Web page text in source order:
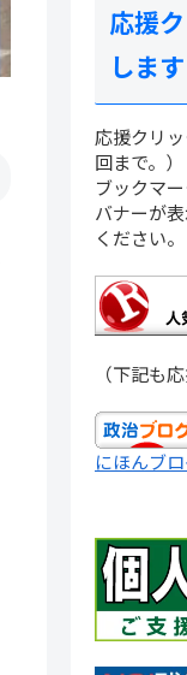
応援
しま
応援クリ
回まで。）
ブックマ
バナーが
ください。
（下記も
にほんブ